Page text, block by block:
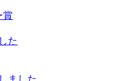
賞
た
ました